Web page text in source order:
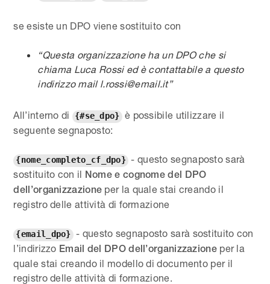
se esiste un DPO viene sostituito con
“Questa organizzazione ha un DPO che si
chiama Luca Rossi ed è contattabile a questo
indirizzo mail l.rossi@email.it”
All’interno di {#se_dpo} è possibile utilizzare il
seguente segnaposto:
{nome_completo_cf_dpo} - questo segnaposto sarà
sostituito con il Nome e cognome del DPO
dell’organizzazione per la quale stai creando il
registro delle attività di formazione
{email_dpo} - questo segnaposto sarà sostituito con
l’indirizzo Email del DPO dell’organizzazione per la
quale stai creando il modello di documento per il
registro delle attività di formazione.